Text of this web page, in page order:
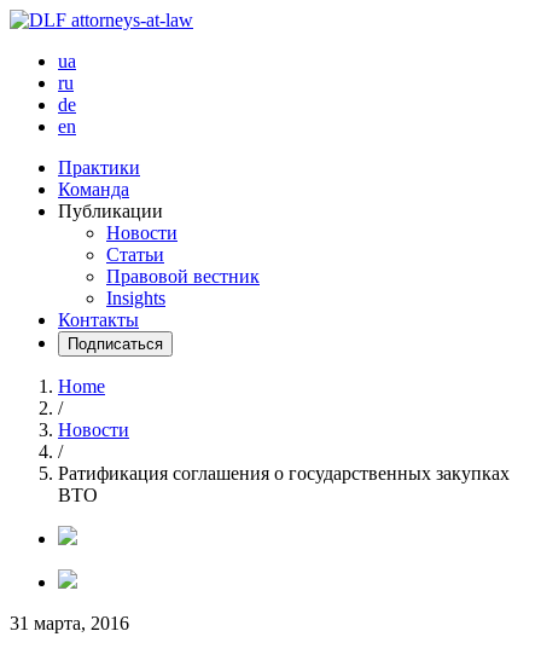
ua
ru
de
en
Практики
Команда
Публикации
Новости
Статьи
Правовой вестник
Insights
Контакты
Подписаться
Home
/
Новости
/
Ратификация соглашения о государственных закупках
ВТО
31 марта, 2016